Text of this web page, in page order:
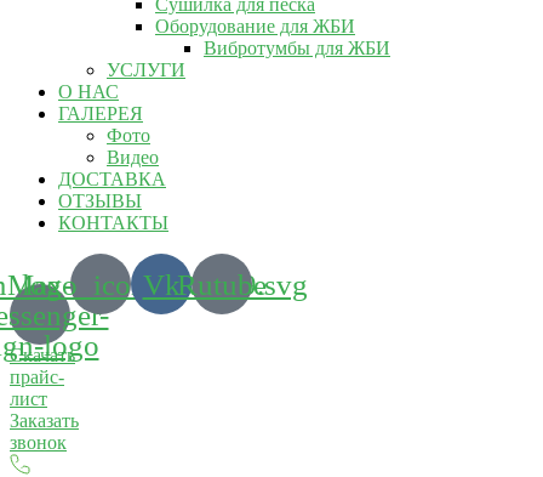
Сушилка для песка
Оборудование для ЖБИ
Вибротумбы для ЖБИ
УСЛУГИ
О НАС
ГАЛЕРЕЯ
Фото
Видео
ДОСТАВКА
ОТЗЫВЫ
КОНТАКТЫ
Max-
logo
VkRutube
Скачать
прайс-
лист
Заказать
звонок